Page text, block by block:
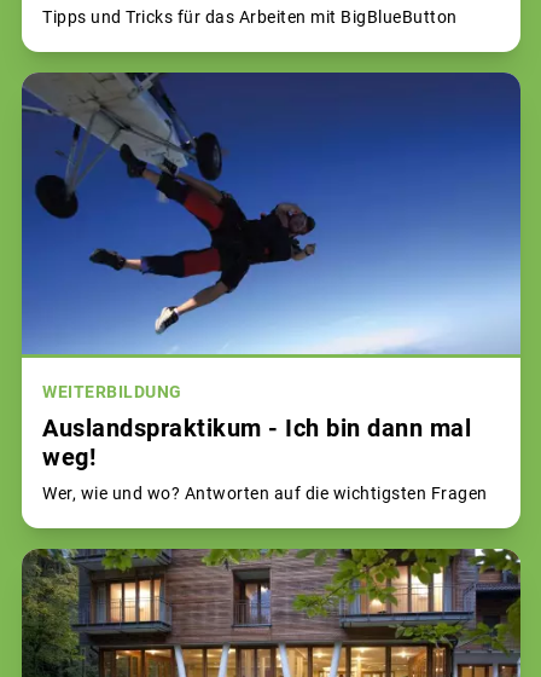
Tipps und Tricks für das Arbeiten mit BigBlueButton
WEITERBILDUNG
Auslandspraktikum - Ich bin dann mal
weg!
Wer, wie und wo? Antworten auf die wichtigsten Fragen